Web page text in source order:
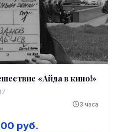
«Айда в кино!»
3 часа
руб.